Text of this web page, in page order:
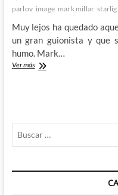
al
clásico
de
la
ciencia-
parlov image mark millar
Muy lejos ha quedado
un gran guionista y que
humo. Mark…
Ver másEl
haberse
Man
Gordon”